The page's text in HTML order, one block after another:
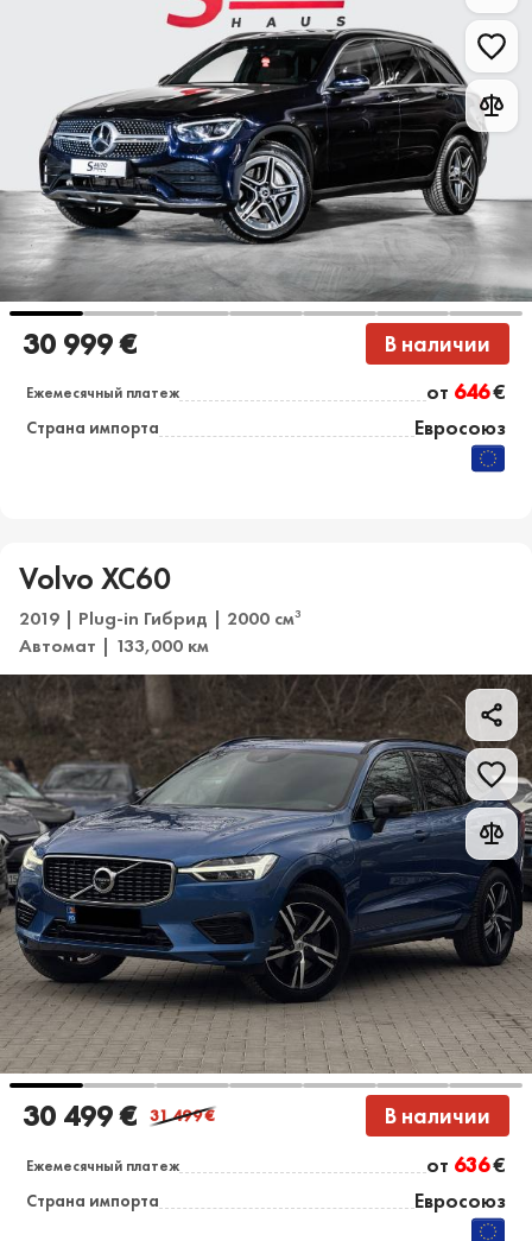
30 999 € В наличии
Ежемесячный платеж от 646€
Страна импорта Евросоюз
Volvo XC60
2019 | Plug-in Гибрид | 2000 см3
Автомат | 133,000 км
30 499 € 31 499€ В наличии
Ежемесячный платеж от 636€
Страна импорта Евросоюз